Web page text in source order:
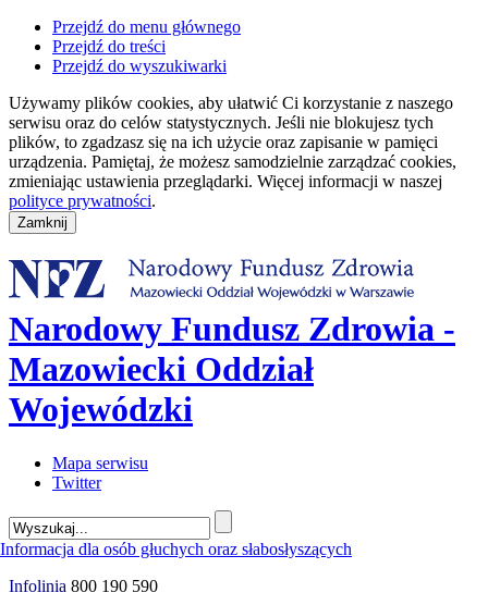
Przejdź do menu głównego
Przejdź do treści
Przejdź do wyszukiwarki
Używamy plików cookies, aby ułatwić Ci korzystanie z naszego
serwisu oraz do celów statystycznych. Jeśli nie blokujesz tych
plików, to zgadzasz się na ich użycie oraz zapisanie w pamięci
urządzenia. Pamiętaj, że możesz samodzielnie zarządzać cookies,
zmieniając ustawienia przeglądarki. Więcej informacji w naszej
polityce prywatności.
Narodowy Fundusz Zdrowia -
Mazowiecki Oddział
Wojewódzki
Mapa serwisu
Twitter
Infolinia 800 190 590